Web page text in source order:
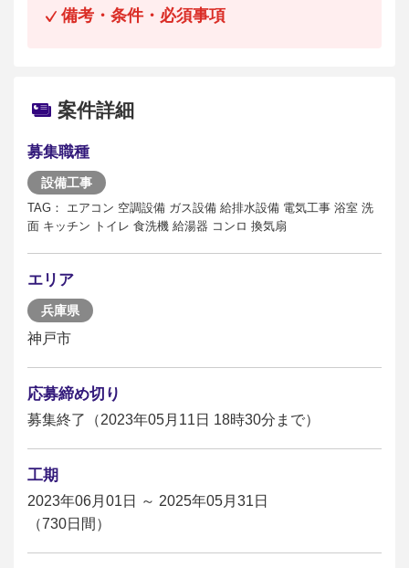
備考・条件・必須事項
案件詳細
募集職種
設備工事
TAG： エアコン 空調設備 ガス設備 給排水設備 電気工事 浴室 洗
面 キッチン トイレ 食洗機 給湯器 コンロ 換気扇
エリア
兵庫県
神戸市
応募締め切り
募集終了（2023年05月11日 18時30分まで）
工期
2023年06月01日 ～ 2025年05月31日
（730日間）